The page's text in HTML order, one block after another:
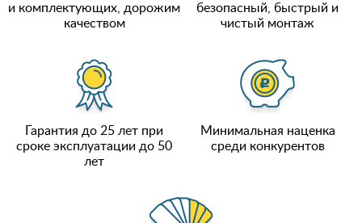
и комплектующих, дорожим
качеством
безопасный, быстрый и
чистый монтаж
Гарантия до 25 лет при
сроке эксплуатации до 50
лет
Минимальная наценка
среди конкурентов